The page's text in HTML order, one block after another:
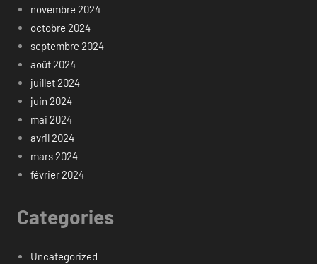
novembre 2024
octobre 2024
septembre 2024
août 2024
juillet 2024
juin 2024
mai 2024
avril 2024
mars 2024
février 2024
Categories
Uncategorized